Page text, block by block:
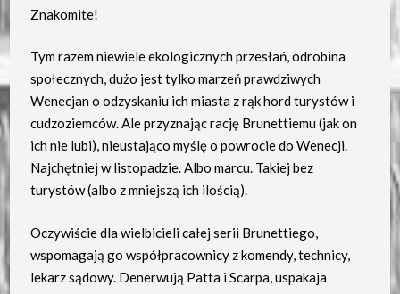
Znakomite!
Tym razem niewiele ekologicznych przesłań, odrobina
społecznych, dużo jest tylko marzeń prawdziwych
Wenecjan o odzyskaniu ich miasta z rąk hord turystów i
cudzoziemców. Ale przyznając rację Brunettiemu (jak on
ich nie lubi), nieustająco myślę o powrocie do Wenecji.
Najchętniej w listopadzie. Albo marcu. Takiej bez
turystów (albo z mniejszą ich ilością).
Oczywiście dla wielbicieli całej serii Brunettiego,
wspomagają go współpracownicy z komendy, technicy,
lekarz sądowy. Denerwują Patta i Scarpa, uspakaja